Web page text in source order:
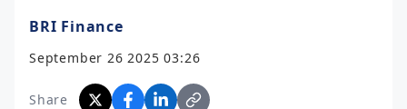
BRI Finance
September 26 2025 03:26
Share